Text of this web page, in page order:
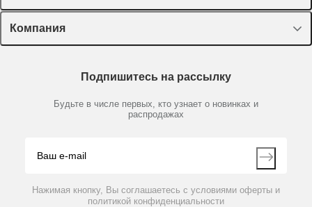
Оборудование, приборы
Пластик, стекло, принадлежности
Химические реактивы, препараты, наборы
Производители
Лекторий Диаэм
Доставка и оплата
Мобильное приложение
Компания
Партнеры
Контакты
Подпишитесь на рассылку
Будьте в числе первых, кто узнает о новинках и
распродажах
Нажимая кнопку, Вы соглашаетесь с условиями оферты и
политикой конфиденциальности